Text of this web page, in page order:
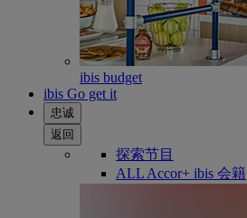
ibis budget
ibis Go get it
忠诚
返回
探索节目
ALL Accor+ ibis 会籍